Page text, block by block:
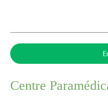
Centre